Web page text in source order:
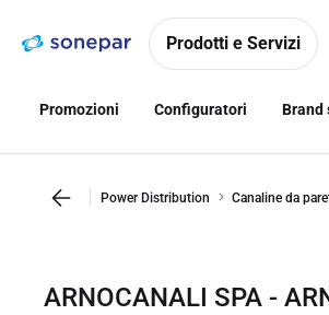
navigazionealla
Prodotti e Servizi
Promozioni Configuratori Brand
Power Distribution Canaline da
ARNOCANALI SPA -